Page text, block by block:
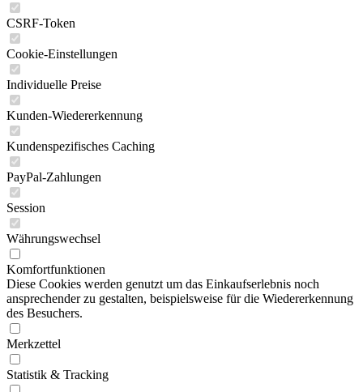
CSRF-Token
Cookie-Einstellungen
Individuelle Preise
Kunden-Wiedererkennung
Kundenspezifisches Caching
PayPal-Zahlungen
Session
Währungswechsel
Komfortfunktionen
Diese Cookies werden genutzt um das Einkaufserlebnis noch
ansprechender zu gestalten, beispielsweise für die Wiedererkennung
des Besuchers.
Merkzettel
Statistik & Tracking